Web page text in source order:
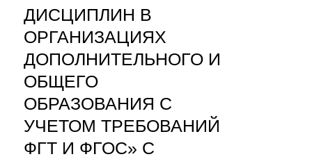
ДИСЦИПЛИН В
ОРГАНИЗАЦИЯХ
ДОПОЛНИТЕЛЬНОГО И
ОБЩЕГО
ОБРАЗОВАНИЯ С
УЧЕТОМ ТРЕБОВАНИЙ
ФГТ И ФГОС» С